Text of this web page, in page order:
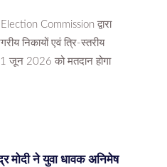
Commission द्वारा
निकायों एवं त्रि-स्तरीय
जून 2026 को मतदान होगा
मोदी ने युवा धावक अनिमेष